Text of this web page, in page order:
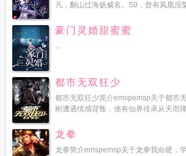
凡，翻山过海扬威名。S9，曾有凤凰涅
豪门灵婚甜蜜蜜
...
都市无双狂少
都市无双狂少简介emspemsp关于都市
刚遭遇情感背叛，便有仙界传承从天而
龙拳
龙拳简介emspemsp关于龙拳我命硬，